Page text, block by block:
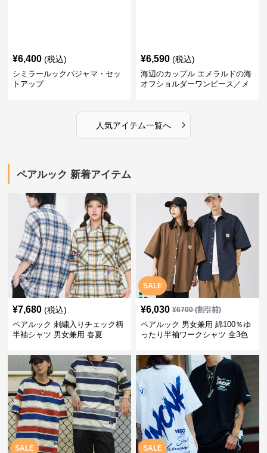
¥6,400 (税込)
シミラールックパジャマ・セッ
トアップ
¥6,590 (税込)
海辺のカップル エメラルドの海
オフショルダーワンピース／メ
人気アイテム一覧へ ›
ペアルック 新着アイテム
¥7,680 (税込)
ペアルック 刺繍入りチェック柄
半袖シャツ 男女兼用 春夏
SALE
¥6,030 ¥6700(割引前)
ペアルック 男女兼用 綿100％ゆ
ったり半袖ワークシャツ 全3色
SALE SALE